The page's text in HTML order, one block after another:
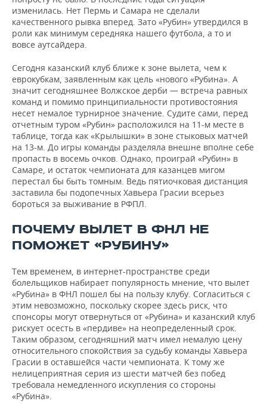
изменилась. Нет Пермь и Самара не сделали
качественного рывка вперед. Зато «Рубин» утвердился в
роли как минимум середняка нашего футбола, а то и
вовсе аутсайдера.
Сегодня казанский клуб ближе к зоне вылета, чем к
еврокубкам, заявленным как цель «нового «Рубина». А
значит сегодняшнее Волжское дерби — встреча равных
команд и помимо принципиальности противостояния
несет немалое турнирное значение. Судите сами, перед
отчетным туром «Рубин» расположился на 11-м месте в
таблице, тогда как «Крылышки» в зоне стыковых матчей
на 13-м. До игры команды разделяла внешне вполне себе
пропасть в восемь очков. Однако, проиграй «Рубин» в
Самаре, и остаток чемпионата для казанцев мигом
перестал бы быть томным. Ведь пятиочковая дистанция
заставила бы подопечных Хавьера Грасии всерьез
бороться за выживание в РФПЛ.
ПОЧЕМУ ВЫЛЕТ В ФНЛ НЕ
ПОМОЖЕТ «РУБИНУ»
Тем временем, в интернет-пространстве среди
болельщиков набирает популярность мнение, что вылет
«Рубина» в ФНЛ пошел бы на пользу клубу. Согласиться с
этим невозможно, поскольку скорее здесь риск, что
спонсоры могут отвернуться от «Рубина» и казанский клуб
рискует осесть в «пердиве» на неопределенный срок.
Таким образом, сегодняшний матч имел немалую цену
относительного спокойствия за судьбу команды Хавьера
Грасии в оставшейся части чемпионата. К тому же
нелицеприятная серия из шести матчей без побед
требовала немедленного искупления со стороны
«Рубина».